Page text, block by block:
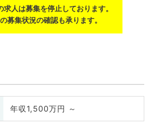
求人は募集を停止しております。
募集状況の確認も承ります。
年収1,500万円 ～